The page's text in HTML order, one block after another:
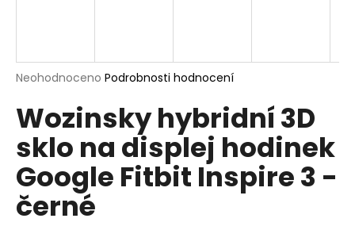
Průměrné
produktu
je
z
5
hvězdiček.
Neohodnoceno Podrobnosti hodnocení
Wozinsky hybridní 3D
sklo na displej hodinek
Google Fitbit Inspire 3 -
černé
í
t
?
HLEDAT